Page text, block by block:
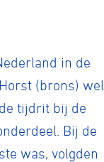
in de
(brons) wel
tijdrit bij de
Bij de
was, volgden